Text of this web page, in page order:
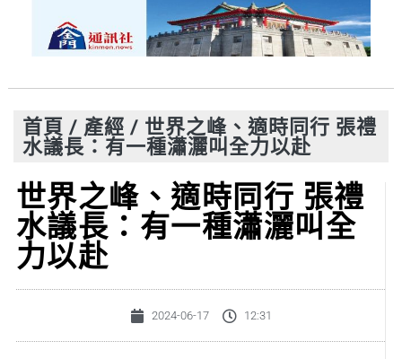
首頁 / 產經 / 世界之峰、適時同行 張禮
水議長：有一種瀟灑叫全力以赴
世界之峰、適時同行 張禮
水議長：有一種瀟灑叫全
力以赴
2024-06-17 12:31